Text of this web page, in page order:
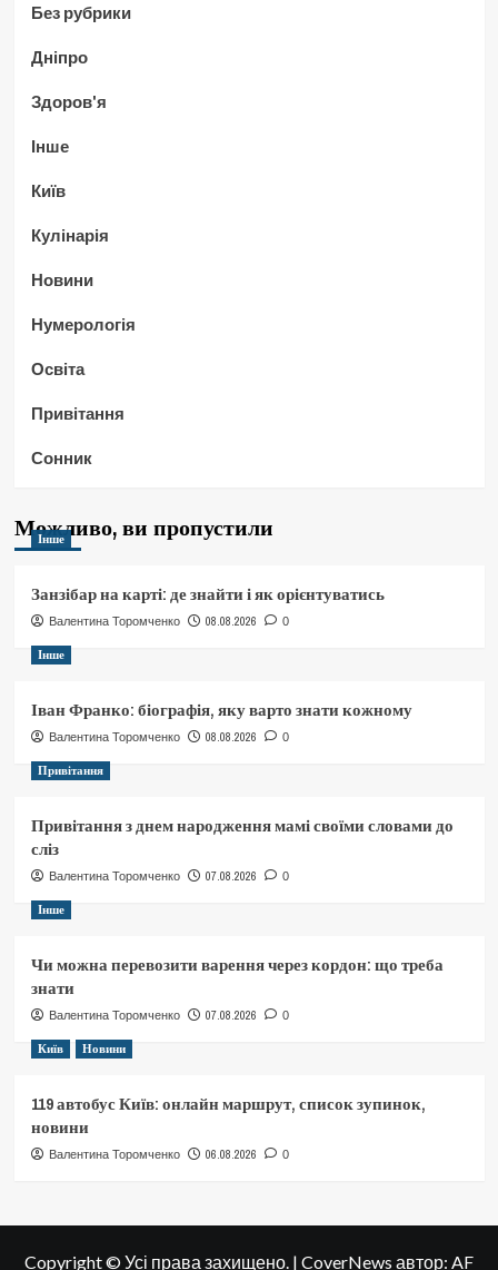
Без рубрики
Дніпро
Здоров'я
Інше
Київ
Кулінарія
Новини
Нумерологія
Освіта
Привітання
Сонник
Можливо, ви пропустили
Інше
Занзібар на карті: де знайти і як орієнтуватись
Валентина Торомченко 08.08.2026 0
Інше
Іван Франко: біографія, яку варто знати кожному
Валентина Торомченко 08.08.2026 0
Привітання
Привітання з днем народження мамі своїми словами до
сліз
Валентина Торомченко 07.08.2026 0
Інше
Чи можна перевозити варення через кордон: що треба
знати
Валентина Торомченко 07.08.2026 0
Київ Новини
119 автобус Київ: онлайн маршрут, список зупинок,
новини
Валентина Торомченко 06.08.2026 0
Copyright © Усі права захищено. | CoverNews автор: AF